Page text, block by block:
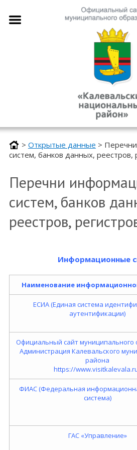
> Открытые данные >
систем, банков данных, реестров,
Перечни
систем, банков
реестров,
Информационные
Наименование
ЕСИА (Единая система
аутентификации)
Официальный сайт муниципального
Администрация Калевальского
района
https://
ФИАС (Федеральная
система)
ГАС «Управление»